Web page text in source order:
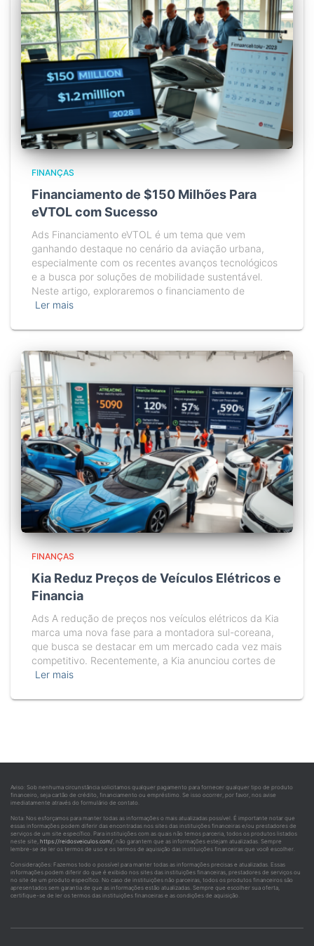
FINANÇAS
Financiamento de $150 Milhões Para
eVTOL com Sucesso
Ads Financiamento eVTOL é um tema que vem
ganhando destaque no cenário da aviação urbana,
especialmente com os recentes avanços tecnológicos
e a busca por soluções de mobilidade sustentável.
Neste artigo, exploraremos o financiamento de
Ler mais
FINANÇAS
Kia Reduz Preços de Veículos Elétricos e
Financia
Ads A redução de preços nos veículos elétricos da Kia
marca uma nova fase para a montadora sul-coreana,
que busca se destacar em um mercado cada vez mais
competitivo. Recentemente, a Kia anunciou cortes de
Ler mais
Aviso: Sob nenhuma circunstância solicitamos qualquer pagamento para fornecer qualquer tipo de produto
financeiro, seja cartão de crédito, financiamento ou empréstimo. Se isso ocorrer, por favor, nos avise
imediatamente através do formulário de contato.
Nota: Nos esforçamos para manter todas as informações o mais atualizadas possível. É importante notar que
essas informações podem diferir das encontradas nos sites das instituições financeiras e/ou prestadores de
serviços de um site específico. Para instituições com as quais não temos parceria, todos os produtos listados
neste site, https://reidosveiculos.com/, não garantem que as informações estejam atualizadas. Sempre
lembre-se de ler os termos de uso e os termos de aquisição das instituições financeiras que você escolher.
Considerações: Fazemos todo o possível para manter todas as informações precisas e atualizadas. Essas
informações podem diferir do que é exibido nos sites das instituições financeiras, prestadores de serviços ou
no site de um produto específico. No caso de instituições não parceiras, todos os produtos financeiros são
apresentados sem garantia de que as informações estão atualizadas. Sempre que escolher sua oferta,
certifique-se de ler os termos das instituições financeiras e as condições de aquisição.